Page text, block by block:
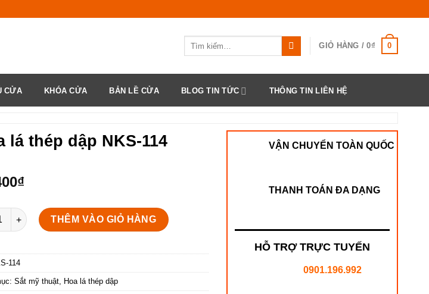
GIỎ HÀNG /0₫ 0
CỬA KHÓA CỬA BẢN LỀ CỬA BLOG TIN TỨC THÔNG TIN LIÊN HỆ
lá thép dập NKS-114
₫
thép dập NKS-114 số lượng
THÊM VÀO GIỎ HÀNG
114
Sắt mỹ thuật Hoa lá thép dập
VẬN CHUYỂN TOÀN QUỐC
THANH TOÁN ĐA DẠNG
HỖ TRỢ TRỰC TUYẾN
0901.196.992